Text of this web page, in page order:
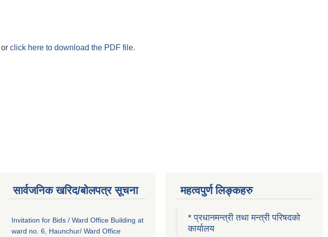
or click here to download the PDF file.
सार्वजनिक खरिद/बोलपत्र सूचना
Invitation for Bids / Ward Office Building at
ward no. 6, Haunchur/ Ward Office
महत्वपुर्ण लिङ्कहरु
*प्रधानमन्त्री तथा मन्त्री परिषदको
कार्यालय